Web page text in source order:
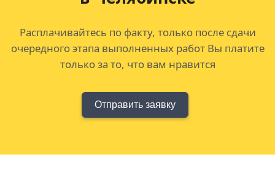
Расплачивайтесь по факту, только после сдачи
очередного этапа выполненных работ Вы платите
только за то, что вам нравится
Отправить заявку